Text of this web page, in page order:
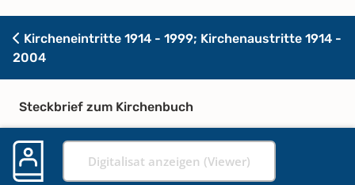
Kircheneintritte 1914 - 1999; Kirchenaustritte 1914 -
2004
Steckbrief zum Kirchenbuch
Digitalisat anzeigen (Viewer)